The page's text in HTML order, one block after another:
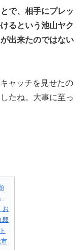
で、相手にプレッ
るという池山ヤク
出来たのではない
ャッチを見せたの
たね。大事に至っ
お
郎
市